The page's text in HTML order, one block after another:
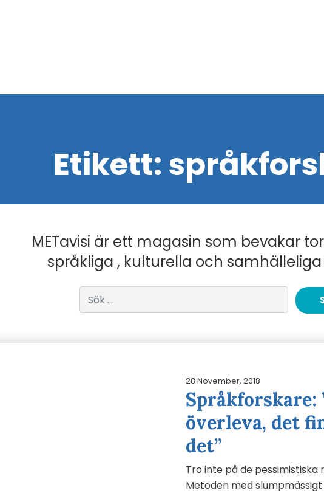
Etikett:
METavisi är ett magasin som bevakar
språkliga , kulturella och samhälleliga
28 November, 2018
Språkforskare:
överleva, det
det”
Tro inte på de
Metoden med